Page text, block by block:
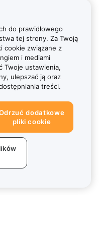
do prawidłowego
tej strony. Za Twoją
cookie związane z
i mediami
Twoje ustawienia,
ulepszać ją oraz
treści.
dodatkowe
pliki cookie